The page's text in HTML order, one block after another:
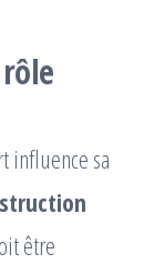
influence sa
être